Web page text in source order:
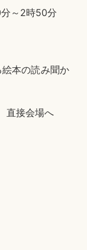
～2時50分
本の読み聞か
直接会場へ